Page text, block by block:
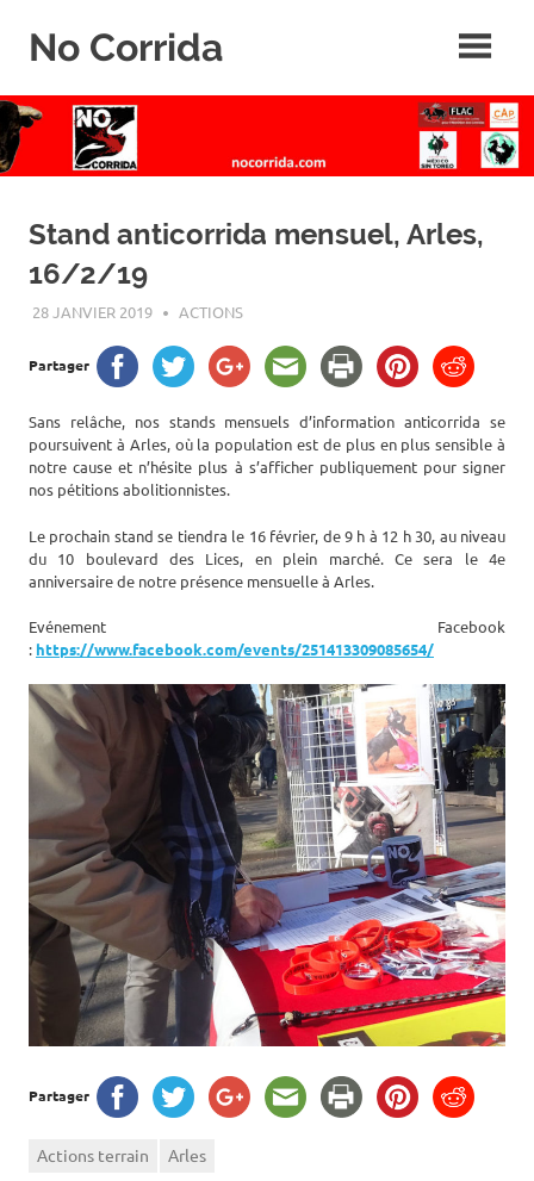
No Corrida
de
la
corrida
Stand anticorrida mensuel, Arles,
16/2/19
28 JANVIER 2019 ROGER LAHANA
ACTIONS
Partager
Sans relâche, nos stands mensuels d’information anticorrida se
poursuivent à Arles, où la population est de plus en plus sensible à
notre cause et n’hésite plus à s’afficher publiquement pour signer
nos pétitions abolitionnistes.
Le prochain stand se tiendra le 16 février, de 9 h à 12 h 30, au niveau
du 10 boulevard des Lices, en plein marché. Ce sera le 4e
anniversaire de notre présence mensuelle à Arles.
Evénement Facebook
: https://www.facebook.com/events/251413309085654/
Partager
Actions terrain Arles